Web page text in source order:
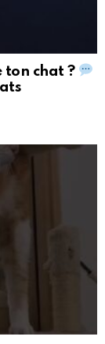
ton chat ?